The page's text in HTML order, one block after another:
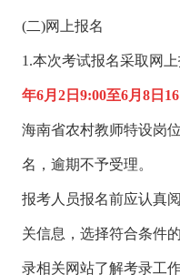
(二)网上报名
1.本次考试报名采取网上
年6月2日9:00至6月8日
海南省农村教师特设岗
名，逾期不予受理。
报考人员报名前应认真
关信息，选择符合条件
录相关网站了解考录工